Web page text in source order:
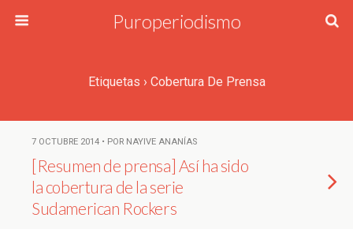
Puroperiodismo
Etiquetas › Cobertura De Prensa
7 OCTUBRE 2014 • POR NAYIVE ANANÍAS
[Resumen de prensa] Así ha sido
la cobertura de la serie
Sudamerican Rockers